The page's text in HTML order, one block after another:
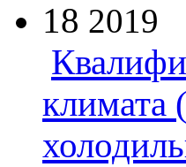
18 2019
климата